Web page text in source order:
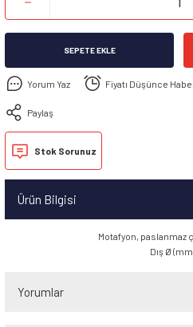
SEPETE EKLE
Yorum Yaz Fiyatı Düşünce
Paylaş
Stok Sorunuz
Ürün Bilgisi
Motafyon, paslanmaz
Dış Ø
Yorumlar